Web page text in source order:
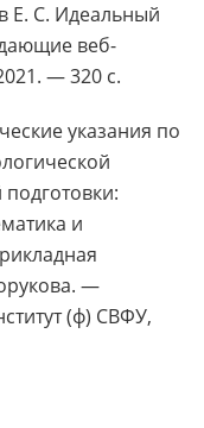
Е. С. Идеальный
веб-
— 320 с.
указания по
и
—
(ф) СВФУ,